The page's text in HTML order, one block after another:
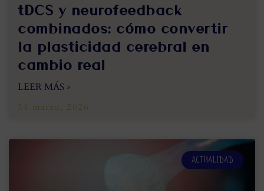
tDCS y neurofeedback
combinados: cómo convertir
la plasticidad cerebral en
cambio real
LEER MÁS »
31 marzo, 2026
ACTUALIDAD